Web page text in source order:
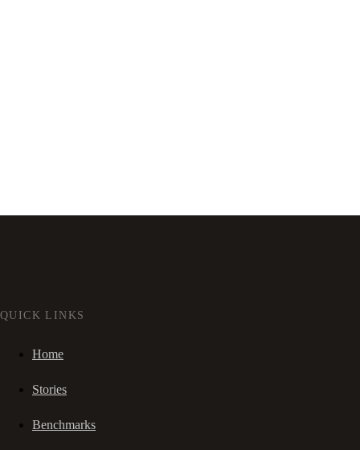
QUICK LINKS
Home
Stories
Benchmarks